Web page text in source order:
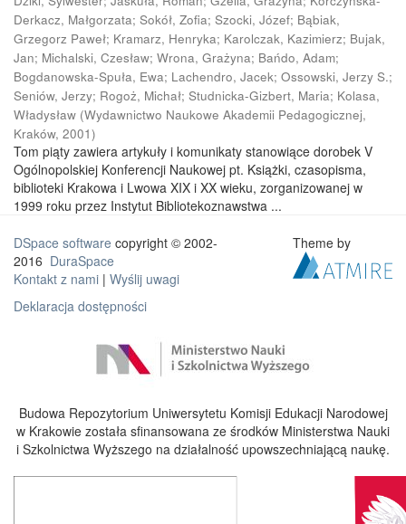
Derkacz, Małgorzata; Sokół, Zofia; Szocki, Józef; Bąbiak,
Grzegorz Paweł; Kramarz, Henryka; Karolczak, Kazimierz; Bujak,
Jan; Michalski, Czesław; Wrona, Grażyna; Bańdo, Adam;
Bogdanowska-Spuła, Ewa; Lachendro, Jacek; Ossowski, Jerzy S.;
Seniów, Jerzy; Rogoż, Michał; Studnicka-Gizbert, Maria; Kolasa,
Władysław (Wydawnictwo Naukowe Akademii Pedagogicznej,
Kraków, 2001)
Tom piąty zawiera artykuły i komunikaty stanowiące dorobek V
Ogólnopolskiej Konferencji Naukowej pt. Książki, czasopisma,
biblioteki Krakowa i Lwowa XIX i XX wieku, zorganizowanej w
1999 roku przez Instytut Bibliotekoznawstwa ...
DSpace software copyright © 2002-
2016 DuraSpace
Kontakt z nami | Wyślij uwagi
Deklaracja dostępności
Theme by
Budowa Repozytorium Uniwersytetu Komisji Edukacji Narodowej
w Krakowie została sfinansowana ze środków Ministerstwa Nauki
i Szkolnictwa Wyższego na działalność upowszechniającą naukę.